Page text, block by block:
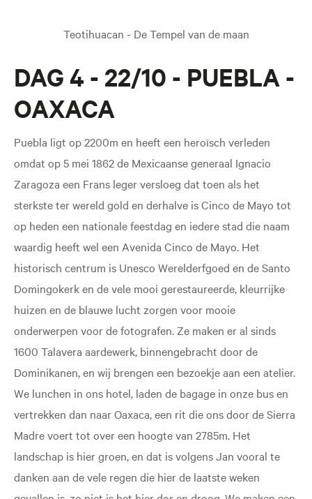
Teotihuacan - De Tempel van de maan
DAG 4 - 22/10 - PUEBLA -
OAXACA
Puebla ligt op 2200m en heeft een heroïsch verleden
omdat op 5 mei 1862 de Mexicaanse generaal Ignacio
Zaragoza een Frans leger versloeg dat toen als het
sterkste ter wereld gold en derhalve is Cinco de Mayo tot
op heden een nationale feestdag en iedere stad die naam
waardig heeft wel een Avenida Cinco de Mayo. Het
historisch centrum is Unesco Werelderfgoed en de Santo
Domingokerk en de vele mooi gerestaureerde, kleurrijke
huizen en de blauwe lucht zorgen voor mooie
onderwerpen voor de fotografen. Ze maken er al sinds
1600 Talavera aardewerk, binnengebracht door de
Dominikanen, en wij brengen een bezoekje aan een atelier.
We lunchen in ons hotel, laden de bagage in onze bus en
vertrekken dan naar Oaxaca, een rit die ons door de Sierra
Madre voert tot over een hoogte van 2785m. Het
landschap is hier groen, en dat is volgens Jan vooral te
danken aan de vele regen die hier de laatste weken